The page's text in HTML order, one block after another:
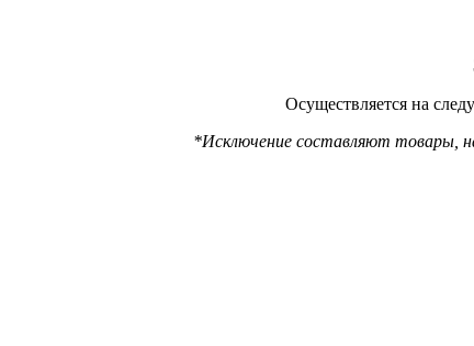
Осуществляется на
*Исключение составляют товары,